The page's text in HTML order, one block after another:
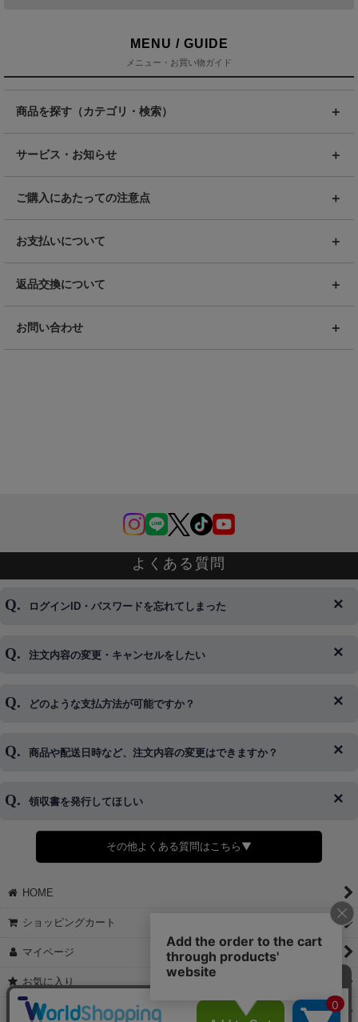
MENU / GUIDE
メニュー・お買い物ガイド
商品を探す（カテゴリ・検索）
サービス・お知らせ
ご購入にあたっての注意点
お支払いについて
返品交換について
お問い合わせ
よくある質問
ログインID・パスワードを忘れてしまった
◆下記ページより、ログインIDの変更が可能です。
注文内容の変更・キャンセルをしたい
◆即日発送を行なっている関係上、午後以降のご連絡やキャンセル
※発送後、発送準備が完了しお手続きが間に合わない場合は変更、
どのような支払方法が可能ですか？
◆代金引換・クレジットカード・携帯キャリア決済・おねだり決
＞詳細は画像をタップ＜
商品や配送日時など、注文内容の変更はできますか？
◆商品発送前の変更は承っております。
さい。
領収書を発行してほしい
◆領収書はご希望頂いた場合のみ発行しております。
【これからご注文する場合】
STEP2「お届け先・お支払い」ページにて備考欄に下記の記載をお
願いします。
②宛名（空欄は上様は不可）
③但し書き（空欄やお品代は不可）
【すでにご注文が完了している場合】
①お電話・メール・LINEにて領収書希望の連絡をお願い致します
その他よくある質問はこちら▼
HOME
ショッピングカート
マイページ
お気に入り
特定商取引法表示